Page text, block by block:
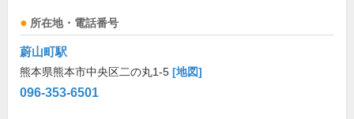
所在地・電話番号
蔚山町駅
熊本県熊本市中央区二の丸1-5 [地図]
096-353-6501